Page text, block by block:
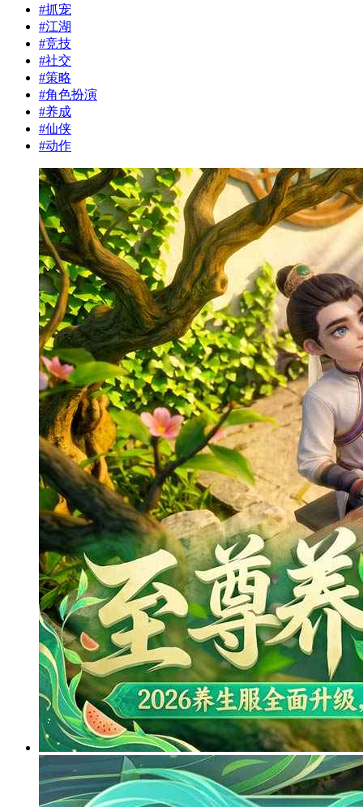
#抓宠
#江湖
#竞技
#社交
#策略
#角色扮演
#养成
#仙侠
#动作